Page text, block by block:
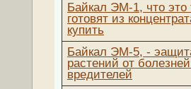
Байкал ЭМ-1, что это
готовят из
купить
Байкал ЭМ-5, -
растений от
вредителей